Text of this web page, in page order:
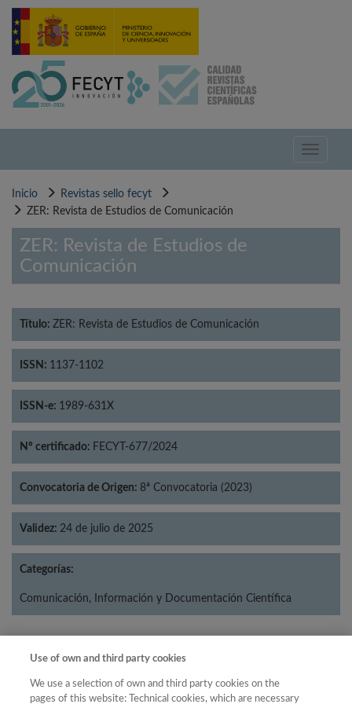
Pasar
contenido
Toggle
Inicio
Revistas sello fecyt
ZER: Revista de Estudios de Comunicación
ZER: Revista de Estudios de
Comunicación
Título: ZER: Revista de Estudios de Comunicación
ISSN: 1137-1102
ISSN-e: 1989-631X
Nº certificado: FECYT-677/2024
Convocatoria de Origen: 8ª Convocatoria (2023)
Validez: 24 de julio de 2025
Categorías:
Comunicación, Información y Documentación Científica
Año Filtrar
Use of own and third party cookies
We use a selection of own and third party cookies on the
pages of this website: Technical cookies, which are necessary